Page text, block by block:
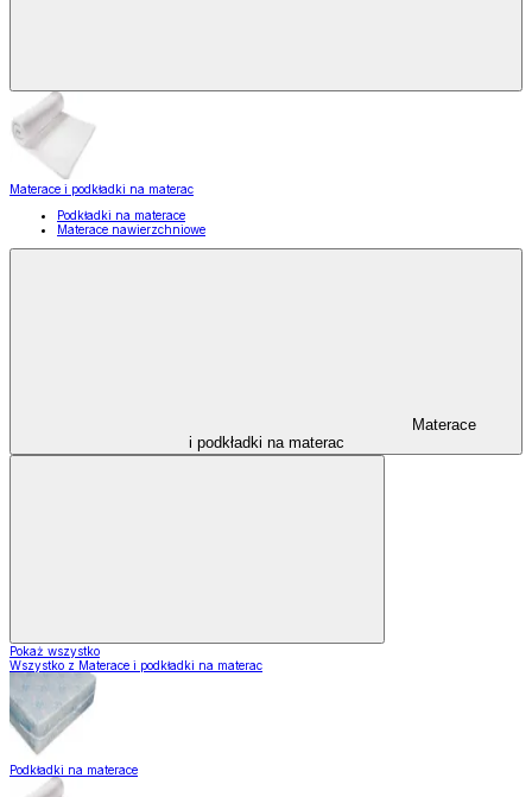
Materace i podkładki na materac
Podkładki na materace
Materace nawierzchniowe
Materace
i podkładki na materac
Pokaż wszystko
Wszystko z Materace i podkładki na materac
Podkładki na materace